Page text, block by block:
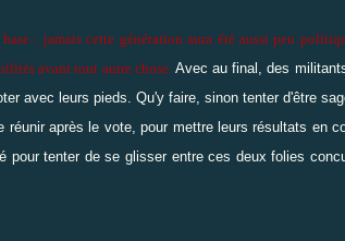
: jamais cette génération aura été aussi peu
avant tout autre chose. Avec au final, des
avec leurs pieds. Qu'y faire, sinon tenter d'être
après le vote, pour mettre leurs résultats en
tenter de se glisser entre ces deux folies